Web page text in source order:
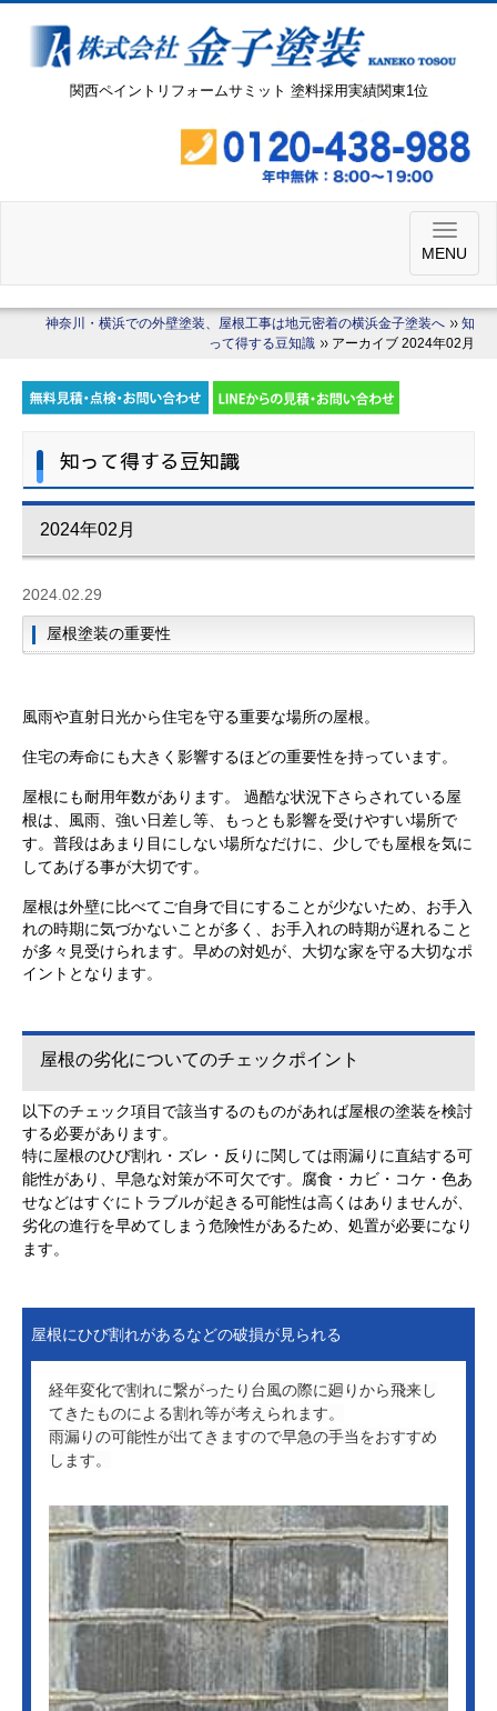
関西ペイントリフォームサミット 塗料採用実績関東1位
MENU
神奈川・横浜での外壁塗装、屋根工事は地元密着の横浜金子塗装へ
知
って得する豆知識
アーカイブ 2024年02月
知って得する豆知識
2024年02月
2024.02.29
屋根塗装の重要性
風雨や直射日光から住宅を守る重要な場所の屋根。
住宅の寿命にも大きく影響するほどの重要性を持っています。
屋根にも耐用年数があります。 過酷な状況下さらされている屋
根は、風雨、強い日差し等、もっとも影響を受けやすい場所で
す。普段はあまり目にしない場所なだけに、少しでも屋根を気に
してあげる事が大切です。
屋根は外壁に比べてご自身で目にすることが少ないため、お手入
れの時期に気づかないことが多く、お手入れの時期が遅れること
が多々見受けられます。早めの対処が、大切な家を守る大切なポ
イントとなります。
屋根の劣化についてのチェックポイント
以下のチェック項目で該当するのものがあれば屋根の塗装を検討
する必要があります。
特に屋根のひび割れ・ズレ・反りに関しては雨漏りに直結する可
能性があり、早急な対策が不可欠です。腐食・カビ・コケ・色あ
せなどはすぐにトラブルが起きる可能性は高くはありませんが、
劣化の進行を早めてしまう危険性があるため、処置が必要になり
ます。
屋根にひび割れがあるなどの破損が見られる
経年変化で割れに繋がったり台風の際に廻りから飛来し
てきたものによる割れ等が考えられます。
雨漏りの可能性が出てきますので早急の手当をおすすめ
します。